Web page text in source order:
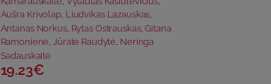
Aušra Krivolap, Liudvikas Lazauskas,
Antanas Norkus, Rytas Ostrauskas,Gitana
Ramonienė,Jūratė Raudytė, Neringa
Sadauskaitė
19.23€